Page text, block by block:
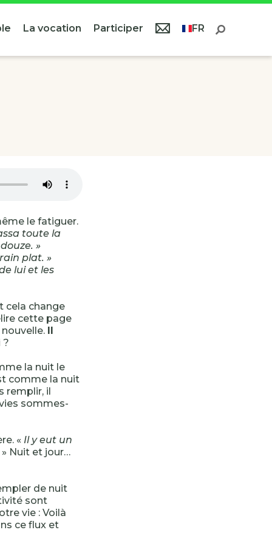
La vocation Participer FR
le fatiguer.
toute la
»
plat. »
lui et les
cela change
cette page
Il
?
la nuit le
comme la nuit
remplir, il
sommes-
« Il y eut un
» Nuit et jour…
de nuit
sont
vie : Voilà
ce flux et